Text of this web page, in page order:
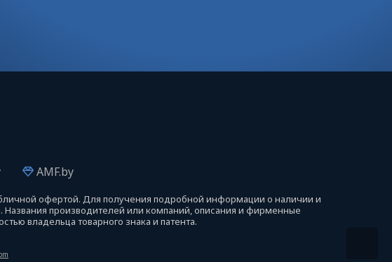
AMF.by
офертой. Для получения подробной информации о наличии и
Названия производителей или компаний, описания и фирменные
владельца товарного знака и патента.